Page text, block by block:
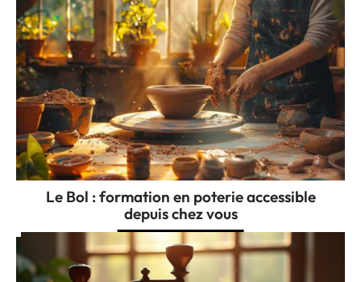
Le Bol : formation en poterie accessible
depuis chez vous